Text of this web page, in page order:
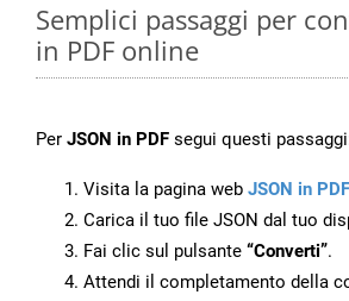
Semplici passaggi per
in PDF online
Per JSON in PDF segui questi
Visita la pagina web JSON in PDF
Carica il tuo file JSON dal tuo
Fai clic sul pulsante “Converti”.
Attendi il completamento della